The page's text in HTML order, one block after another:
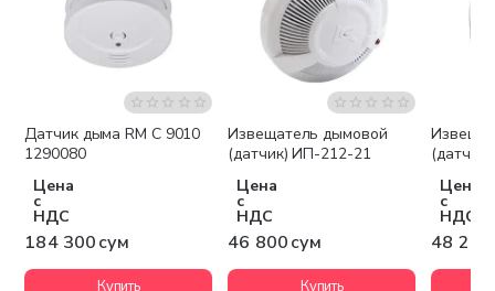
Датчик дыма RM C 9010
1290080
Цена
с
НДС
184 300 сум
Купить
Извещатель дымовой
(датчик) ИП-212-21
Цена
с
НДС
46 800 сум
Купить
Цена
с
НДС
48 200